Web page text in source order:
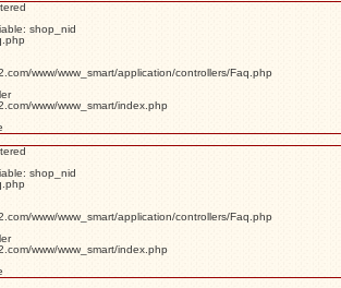
shop_nid
www/www_smart/application/controllers/Faq.php
www/www_smart/index.php
shop_nid
www/www_smart/application/controllers/Faq.php
www/www_smart/index.php